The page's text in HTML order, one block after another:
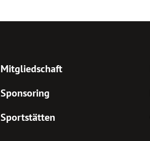
Mitgliedschaft
Sponsoring
Sportstätten